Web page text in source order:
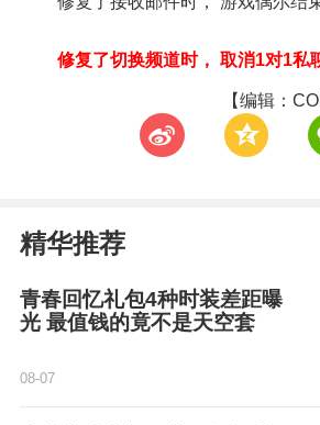
修复了切换频道时， 取消1对1私
【编辑：
t z
精华推荐
青春回忆礼包4种时装差距曝
光 最值钱的竟不是天空套
08-07